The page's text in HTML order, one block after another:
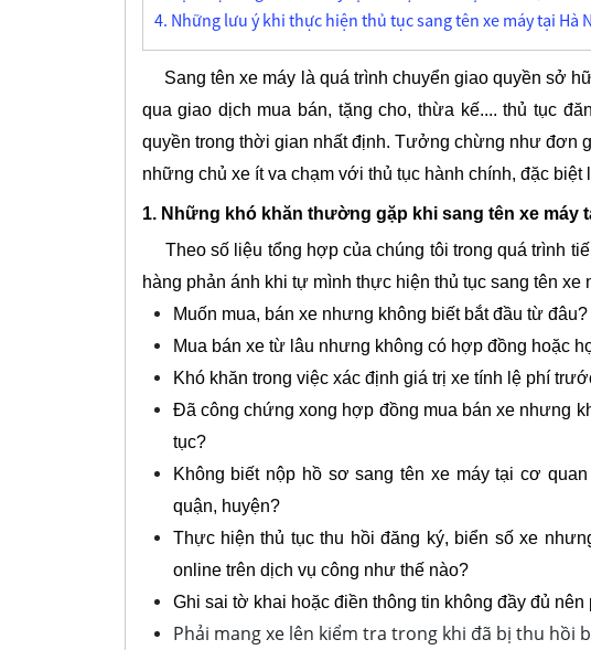
4. Những lưu ý khi thực hiện thủ tục sang tên xe máy tại Hà
Sang tên xe máy là quá trình chuyển giao quyền sở
qua giao dịch mua bán, tặng cho, thừa kế.... thủ tục
quyền trong thời gian nhất định. Tưởng chừng như đơn
những chủ xe ít va chạm với thủ tục hành chính, đặc
1. Những khó khăn thường gặp khi sang tên xe máy
Theo số liệu tổng hợp của chúng tôi trong quá trình
hàng phản ánh khi tự mình thực hiện thủ tục sang tên
Muốn mua, bán xe nhưng không biết bắt đầu từ đâu?
Mua bán xe từ lâu nhưng không có hợp đồng hoặc
Khó khăn trong việc xác định giá trị xe tính lệ phí
Đã công chứng xong hợp đồng mua bán xe nhưng
tục?
Không biết nộp hồ sơ sang tên xe máy tại cơ
quận, huyện?
Thực hiện thủ tục thu hồi đăng ký, biển số xe
online trên dịch vụ công như thế nào?
Ghi sai tờ khai hoặc điền thông tin không đầy đủ
Phải mang xe lên kiểm tra trong khi đã bị thu hồi